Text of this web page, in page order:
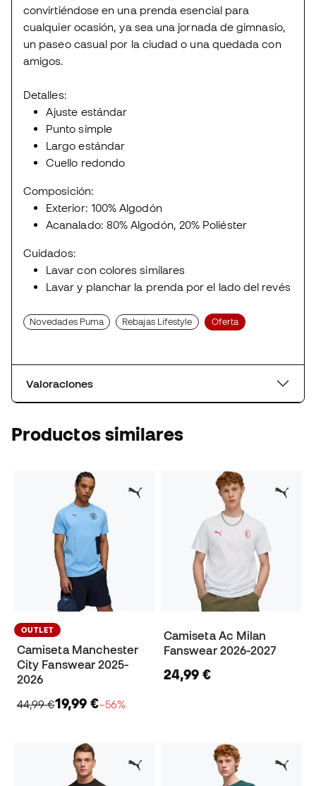
convirtiéndose en una prenda esencial para
cualquier ocasión, ya sea una jornada de gimnasio,
un paseo casual por la ciudad o una quedada con
amigos.
Detalles:
Ajuste estándar
Punto simple
Largo estándar
Cuello redondo
Composición:
Exterior: 100% Algodón
Acanalado: 80% Algodón, 20% Poliéster
Cuidados:
Lavar con colores similares
Lavar y planchar la prenda por el lado del revés
Novedades Puma Rebajas Lifestyle Oferta
Valoraciones
Productos similares
OUTLET
Camiseta Manchester
City Fanswear 2025-
2026
44,99 €19,99 €−56%
Camiseta Ac Milan
Fanswear 2026-2027
24,99 €